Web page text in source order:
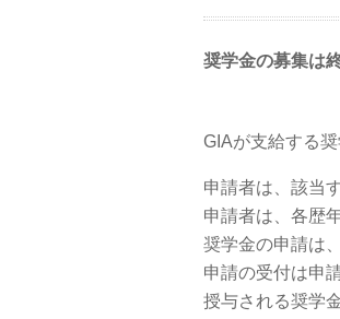
奨学金の募集は
GIAが支給する
申請者は、該当
申請者は、各歴
奨学金の申請は
申請の受付は申
授与される奨学